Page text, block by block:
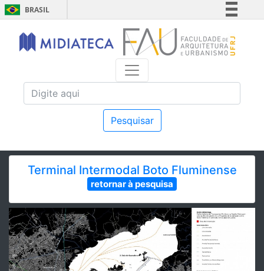
BRASIL
Simplifique!
Comunica BR
Acesso à informação
Pesquisar
Terminal Intermodal Boto Fluminense
retornar à pesquisa